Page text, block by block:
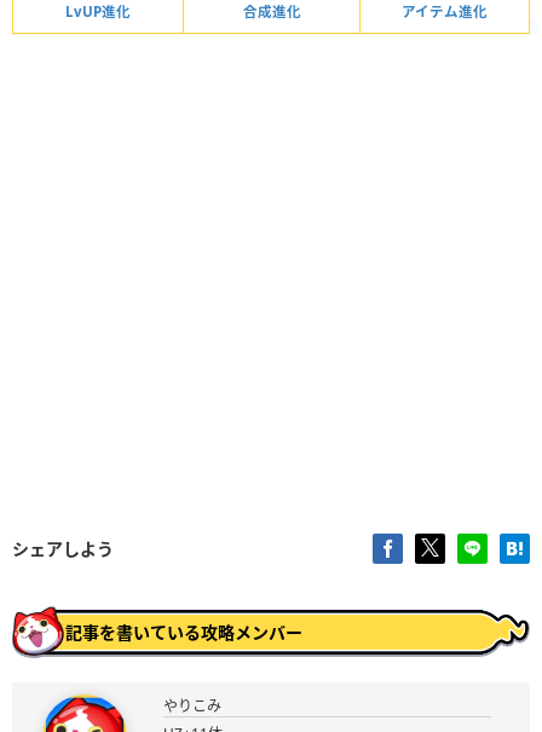
LvUP進化 合成進化 アイテム進化
シェアしよう
記事を書いている攻略メンバー
やりこみ